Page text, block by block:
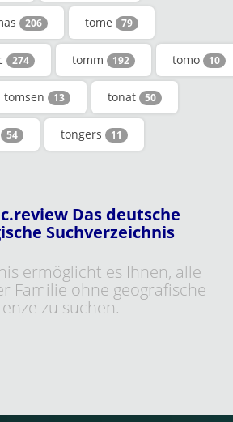
206 tome 79
274 tomm 192 tomo 10
tomsen 13 tonat 50
54 tongers 11
Das deutsche
Suchverzeichnis
ermöglicht es Ihnen, alle
Familie ohne geografische
zu suchen.